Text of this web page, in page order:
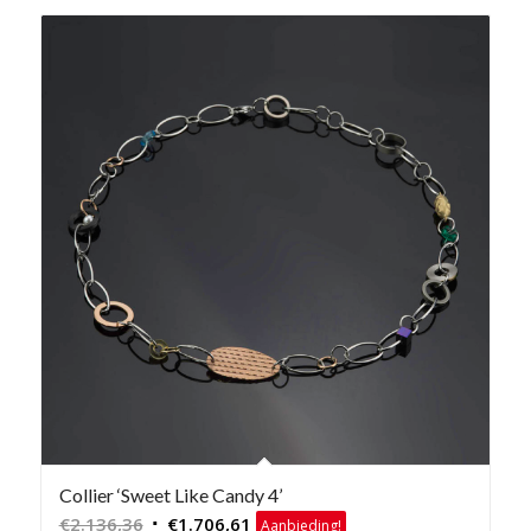
Collier ‘Sweet Like Candy 4’
€2.136,36 Oorspronkelijke
€1.706,61 Huidige
Aanbieding!